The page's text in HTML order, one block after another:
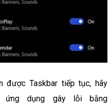
được Taskbar tiếp tục, hãy
ứng dụng gây lỗi bằng